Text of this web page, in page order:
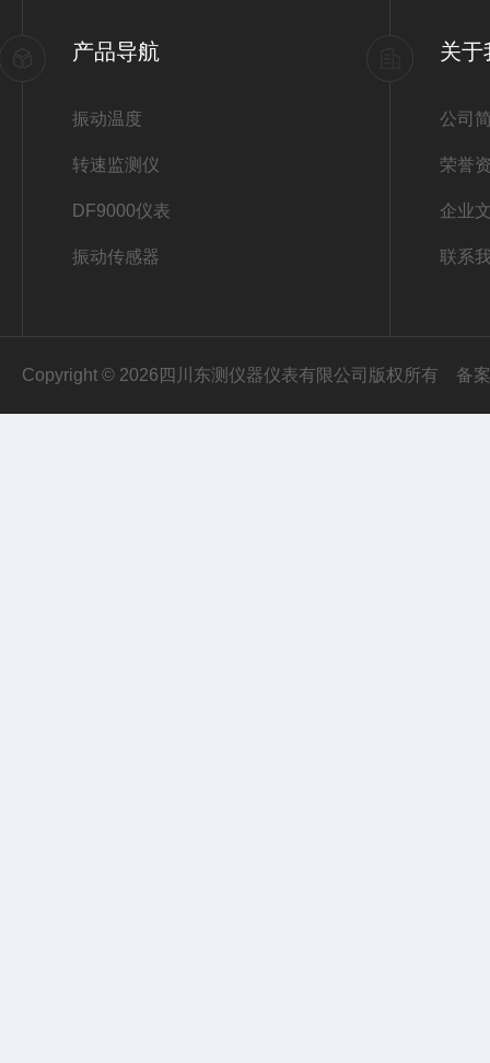
产品导航
振动温度
转速监测仪
DF9000仪表
振动传感器
关于
公司
荣誉
企业
联系
Copyright © 2026四川东测仪器仪表有限公司版权所有 备